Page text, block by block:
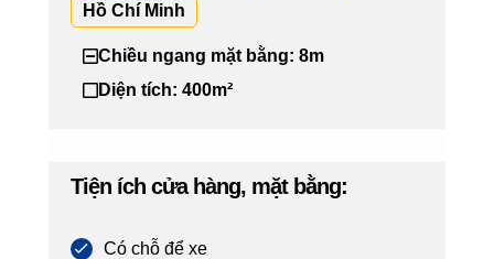
Hồ Chí Minh
Chiều ngang mặt bằng: 8m
Diện tích: 400m²
Tiện ích cửa hàng, mặt bằng:
Có chỗ để xe